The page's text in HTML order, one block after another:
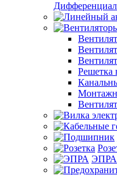
Решетка
ЭПРА